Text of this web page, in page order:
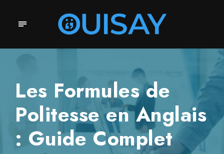
Les Formules de
Politesse en Anglais
: Guide Complet